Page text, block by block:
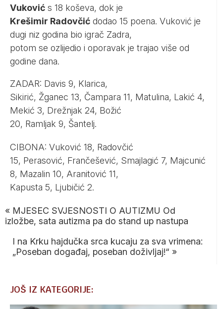
Vuković s 18 koševa, dok je
Krešimir Radovčić dodao 15 poena. Vuković je
dugi niz godina bio igrač Zadra,
potom se ozlijedio i oporavak je trajao više od
godine dana.
ZADAR: Davis 9, Klarica,
Sikirić, Žganec 13, Čampara 11, Matulina, Lakić 4,
Mekić 3, Drežnjak 24, Božić
20, Ramljak 9, Šantelj.
CIBONA: Vuković 18, Radovčić
15, Perasović, Frančešević, Smajlagić 7, Majcunić
8, Mazalin 10, Aranitović 11,
Kapusta 5, Ljubičić 2.
« MJESEC SVJESNOSTI O AUTIZMU Od
izložbe, sata autizma pa do stand up nastupa
I na Krku hajdučka srca kucaju za sva vrimena:
„Poseban događaj, poseban doživljaj!“ »
JOŠ IZ KATEGORIJE: